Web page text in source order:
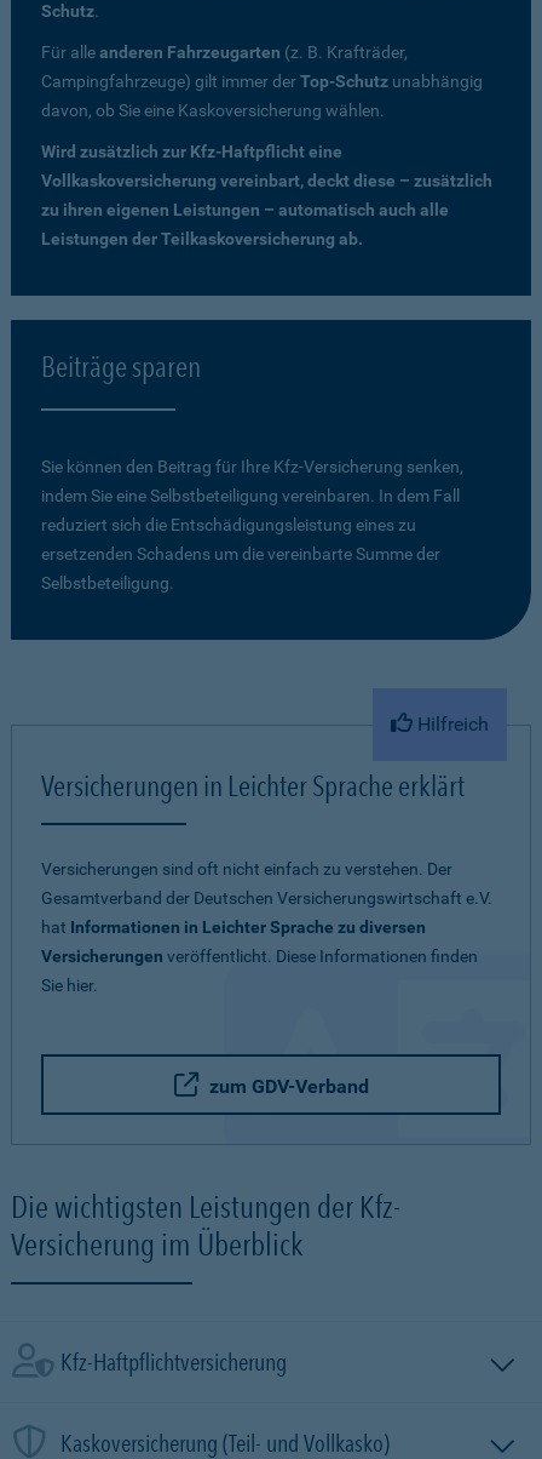
Schutz.
Für alleanderen Fahrzeugarten (z. B. Krafträder,
Campingfahrzeuge) gilt immer derTop-Schutz unabhängig
davon, ob Sie eine Kaskoversicherung wählen.
Wird zusätzlich zur Kfz-Haftpflicht eine
Vollkaskoversicherung vereinbart, deckt diese – zusätzlich
zu ihren eigenen Leistungen – automatisch auch alle
Leistungen der Teilkaskoversicherung ab.
Beiträge sparen
Sie können den Beitrag für Ihre Kfz-Versicherung senken,
indem Sie eine Selbstbeteiligung vereinbaren. In dem Fall
reduziert sich die Entschädigungsleistung eines zu
ersetzenden Schadens um die vereinbarte Summe der
Selbstbeteiligung.
Hilfreich
Versicherungen in Leichter Sprache erklärt
Versicherungen sind oft nicht einfach zu verstehen. Der
Gesamtverband der Deutschen Versicherungswirtschaft e.V.
hat Informationen in Leichter Sprache zu diversen
Versicherungen veröffentlicht. Diese Informationen finden
Sie hier.
zum GDV-Verband
Die wichtigsten Leistungen der Kfz-
Versicherung im Überblick
Kfz-Haftpflichtversicherung
Kaskoversicherung (Teil- und Vollkasko)